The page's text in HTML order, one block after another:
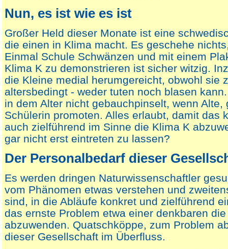
Nun, es ist wie es ist
Großer Held dieser Monate ist eine
die einen in Klima macht. Es geschehe
Einmal Schule Schwänzen und mit einem
Klima K zu demonstrieren ist sicher witzig.
die Kleine medial herumgereicht, obwohl sie
altersbedingt - weder tuten noch blasen
in dem Alter nicht gebauchpinselt, wenn Alte,
Schülerin promoten. Alles erlaubt, damit das
auch zielführend im Sinne die Klima K
gar nicht erst eintreten zu lassen?
Der Personalbedarf dieser
Es werden dringen Naturwissenschaftler
vom Phänomen etwas verstehen und
sind, in die Abläufe konkret und zielführend
das ernste Problem etwa einer denkbaren
abzuwenden. Quatschköppe, zum Problem
dieser Gesellschaft im Überfluss.